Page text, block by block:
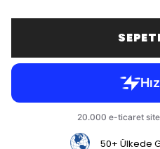
50+ Ülkede